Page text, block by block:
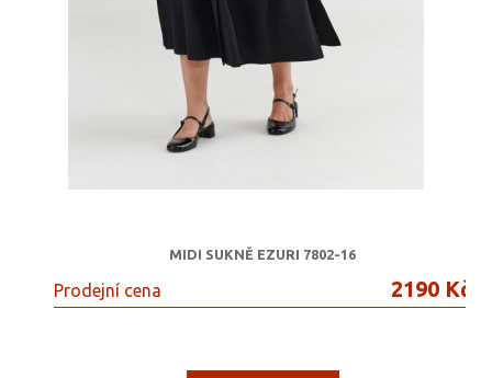
MIDI SUKNĚ EZURI 7802-16
Prodejní cena 2190 Kč